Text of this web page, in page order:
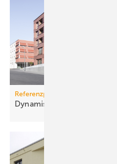
Referenzprojekt Somfy
Dynamischer